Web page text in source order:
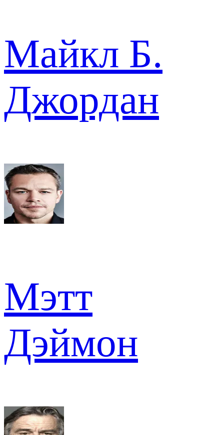
Майкл Б.
Джордан
Мэтт
Дэймон